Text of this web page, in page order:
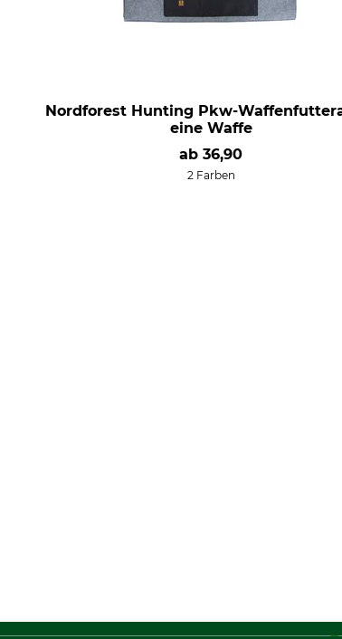
Nordforest Hunting Pkw-
eine Waffe
ab36,90
2 Farben